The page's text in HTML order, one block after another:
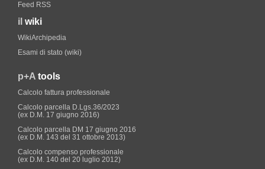
Feed RSS
il wiki
WikiArchipedia
Esami di stato (wiki)
p+A tools
Calcolo fattura professionale
Calcolo parcella D.Lgs.36/2023
(ex D.M. 17 giugno 2016)
Calcolo parcella DM 17 giugno 2016
(ex D.M. 143 del 31 ottobre 2013)
Calcolo compenso professionale
(ex D.M. 140 del 20 luglio 2012)